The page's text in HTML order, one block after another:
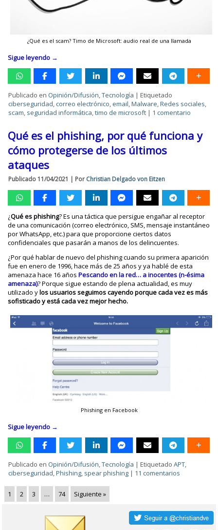
¿Qué es el scam? Timo de Microsoft: audio real de una llamada
Sigue leyendo →
Publicado en Opinión/Difusión,Tecnología |Etiquetado
ciberseguridad,correo electrónico, email,Malware,Redes sociales,
scam, seguridad informática,timo de microsoft | 1 comentario
Qué es el phishing, por qué funciona y
cómo protegerse de los últimos
ataques
Publicado 11/04/2021 | Por Christian Delgado von Eitzen
¿Qué es phishing? Es una táctica que persigue engañar al receptor
de una comunicación (correo electrónico, SMS, mensaje instantáneo
por WhatsApp, etc.) para que proporcione ciertos datos
confidenciales que pasarán a manos de los delincuentes.
¿Por qué hablar de nuevo del phishing cuando su primera aparición
fue en enero de 1996, hace más de 25 años y ya hablé de esta
amenaza hace 16 añosPescando en la red… a inocentes (n-ésima
amenaza)? Porque sigue estando de plena actualidad, es muy
utilizado ylos usuarios seguimos cayendo porque cada vez es más
sofisticado y está cada vez mejor hecho.
Phishing en Facebook
Sigue leyendo →
Publicado en Opinión/Difusión,Tecnología |Etiquetado APT,
ciberseguridad,Phishing, spear phishing | 11 comentarios
1 2 3 … 74 Siguiente »